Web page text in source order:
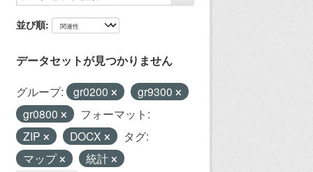
並び順
データセットが見つかりません
グループ: gr0200
gr9300
gr0800
フォーマット:
ZIP
DOCX
タグ:
マップ
統計